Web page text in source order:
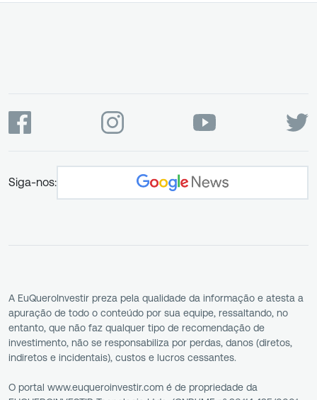
Siga-nos:
A EuQueroInvestir preza pela qualidade da informação e atesta a
apuração de todo o conteúdo por sua equipe, ressaltando, no
entanto, que não faz qualquer tipo de recomendação de
investimento, não se responsabiliza por perdas, danos (diretos,
indiretos e incidentais), custos e lucros cessantes.
O portal www.euqueroinvestir.com é de propriedade da